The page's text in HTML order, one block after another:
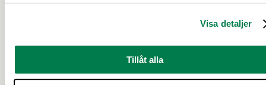
Visa detaljer
Tillåt alla